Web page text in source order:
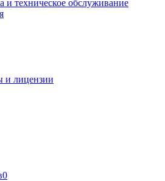
и техническое обслуживание
и лицензии
0